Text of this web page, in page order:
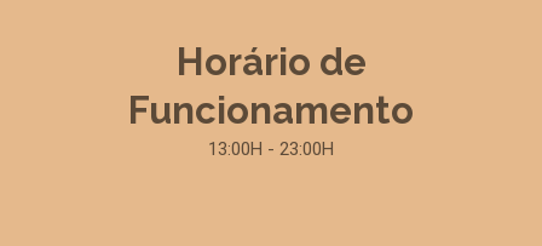
Horário de
Funcionamento
13:00H - 23:00H